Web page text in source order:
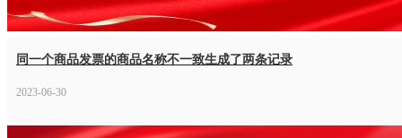
同一个商品发票的商品名称不一致生成了两条记录
2023-06-30